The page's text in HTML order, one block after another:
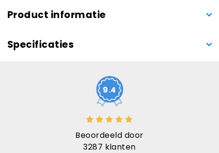
Product informatie
Specificaties
9.4
Beoordeeld door
3287 klanten